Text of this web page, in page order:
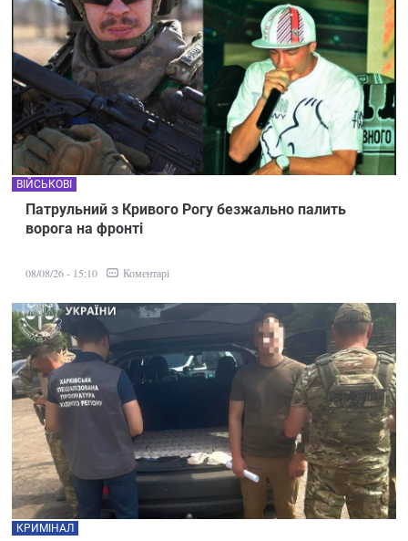
Патрульний з Кривого Рогу безжально палить
ворога на фронті
ВІЙСЬКОВІ
08/08/26 - 15:10 Коментарі
КРИМІНАЛ